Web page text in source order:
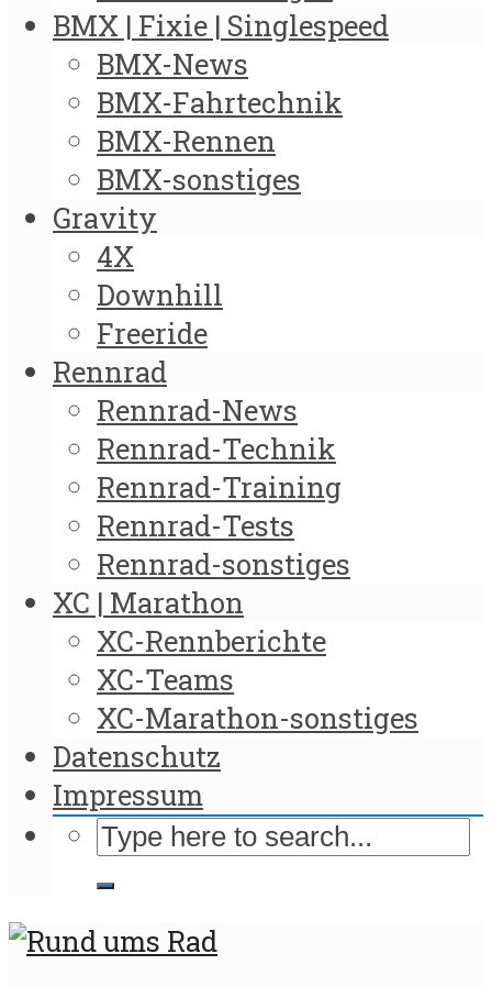
BMX | Fixie | Singlespeed
BMX-News
BMX-Fahrtechnik
BMX-Rennen
BMX-sonstiges
Gravity
4X
Downhill
Freeride
Rennrad
Rennrad-News
Rennrad-Technik
Rennrad-Training
Rennrad-Tests
Rennrad-sonstiges
XC | Marathon
XC-Rennberichte
XC-Teams
XC-Marathon-sonstiges
Datenschutz
Impressum